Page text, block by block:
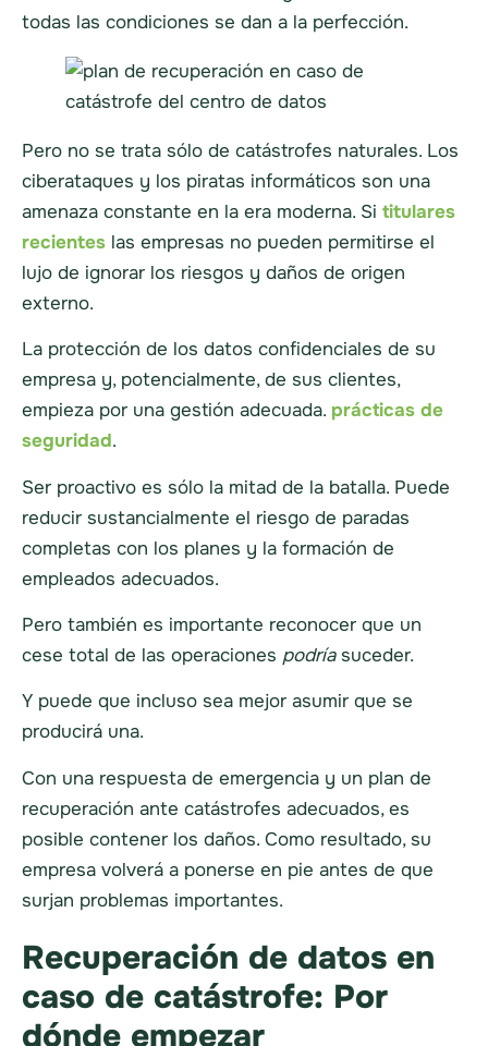
todas las condiciones se dan a la perfección.
Pero no se trata sólo de catástrofes naturales. Los
ciberataques y los piratas informáticos son una
amenaza constante en la era moderna. Si titulares
recientes las empresas no pueden permitirse el
lujo de ignorar los riesgos y daños de origen
externo.
La protección de los datos confidenciales de su
empresa y, potencialmente, de sus clientes,
empieza por una gestión adecuada. prácticas de
seguridad.
Ser proactivo es sólo la mitad de la batalla. Puede
reducir sustancialmente el riesgo de paradas
completas con los planes y la formación de
empleados adecuados.
Pero también es importante reconocer que un
cese total de las operaciones podríasuceder.
Y puede que incluso sea mejor asumir que se
producirá una.
Con una respuesta de emergencia y un plan de
recuperación ante catástrofes adecuados, es
posible contener los daños. Como resultado, su
empresa volverá a ponerse en pie antes de que
surjan problemas importantes.
Recuperación de datos en
caso de catástrofe: Por
dónde empezar